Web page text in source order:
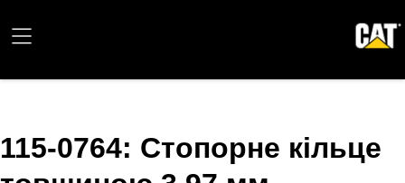
115-0764: Стопорне кільце